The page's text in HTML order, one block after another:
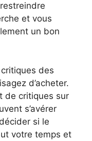
et vous
un bon
des
d’acheter.
de critiques sur
s’avérer
si le
votre temps et